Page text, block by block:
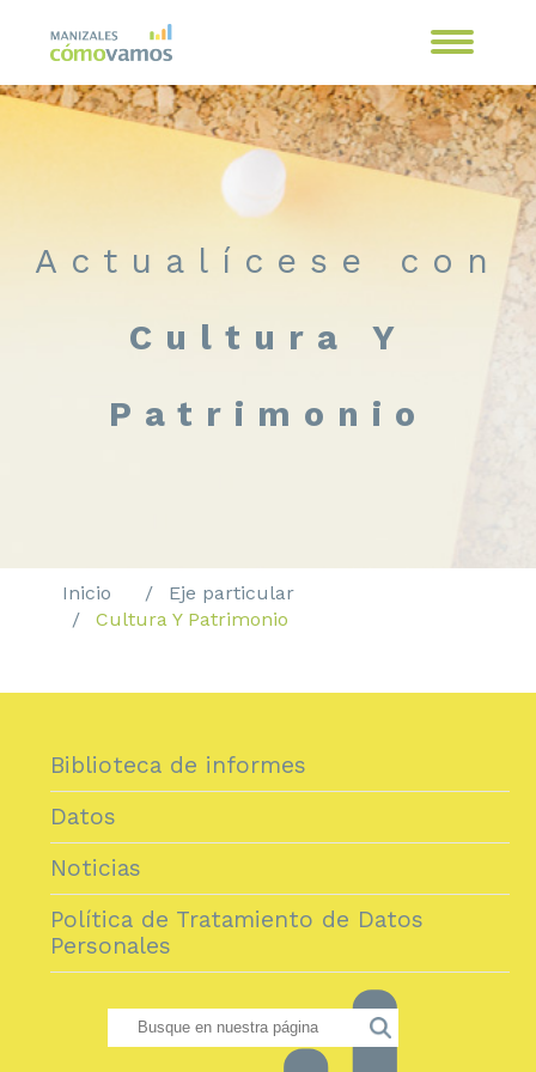
Actualícese con
Cultura Y
Patrimonio
Inicio
Eje particular
Cultura Y Patrimonio
Biblioteca de informes
Datos
Noticias
Política de Tratamiento de Datos
Personales